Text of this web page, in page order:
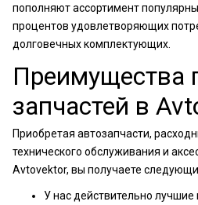
пополняют ассортимент
процентов удовлетворяющих
долговечных комплектующих.
Преимущества
запчастей в
Приобретая автозапчасти,
технического обслуживания и
Avtovektor, вы получаете
У нас действительно